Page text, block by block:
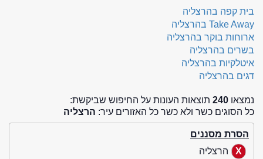
בית קפה בהרצליה
Take Away בהרצליה
ארוחות בוקר בהרצליה
בשרים בהרצליה
איטלקיות בהרצליה
דגים בהרצליה
נמצאו 240 תוצאות העונות על החיפוש שביקשת:
כל הסוגים כשר ולא כשר כל האזורים עיר: הרצליה
הסרת מסננים
הרצליה